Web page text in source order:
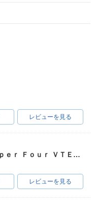
レビューを見る
ＣＢ４００Ｓｕｐｅｒ Ｆｏｕｒ ＶＴＥＣ ＳＰＥＣ３
レビューを見る